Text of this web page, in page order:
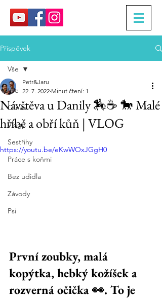
Příspěvek
Vše
O nás
Vlogy
Sestřihy
Práce s koňmi
Bez udidla
Závody
Psi
Vše
Návštěva u Danily 🏇☕️ 🐎 Malé
hříbě a obří kůň | VLOG
Petr&Jaru
22. 7. 2022 Minut čtení: 1
https://youtu.be/eKwWOxJGgH0
První zoubky, malá
kopýtka, hebký kožíšek a
rozverná očička 👀. To je